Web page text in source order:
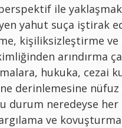
ile
yahut suça iştirak
kişiliksizleştirme ve
arındırma
hukuka, cezai
derinlemesine
durum neredeyse her
ve